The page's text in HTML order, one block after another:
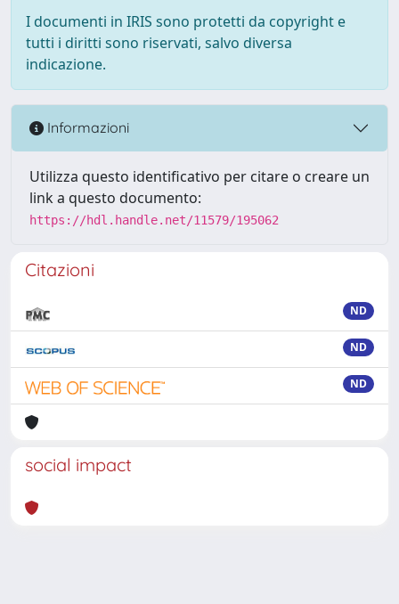
I documenti in IRIS sono protetti da copyright e
tutti i diritti sono riservati, salvo diversa
indicazione.
Informazioni
Utilizza questo identificativo per citare o creare un
link a questo documento:
https://hdl.handle.net/11579/195062
Citazioni
ND
ND
ND
social impact